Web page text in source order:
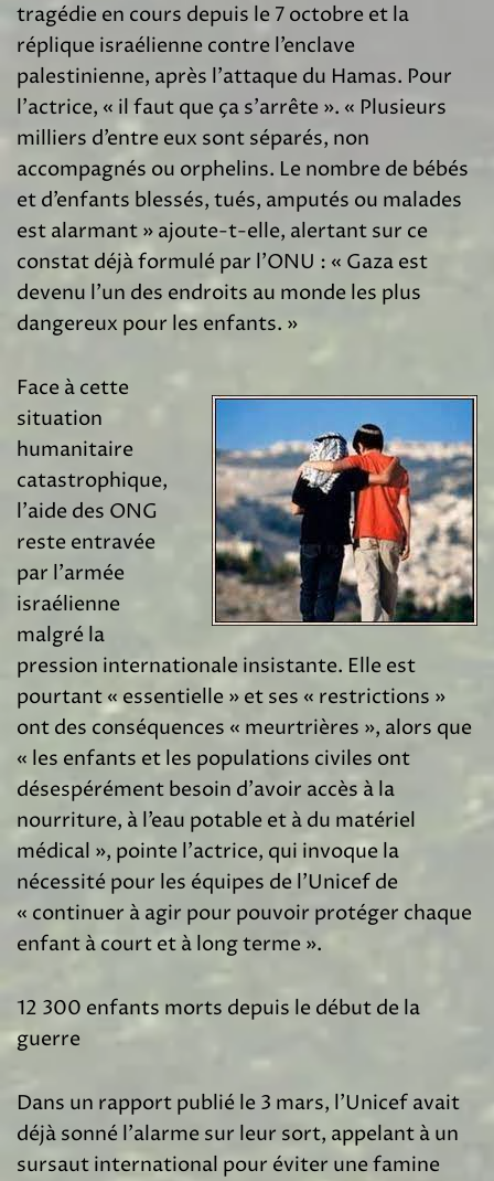
tragédie en cours depuis le 7 octobre et la
réplique israélienne contre l’enclave
palestinienne, après l’attaque du Hamas. Pour
l’actrice, « il faut que ça s’arrête ». « Plusieurs
milliers d’entre eux sont séparés, non
accompagnés ou orphelins. Le nombre de bébés
et d’enfants blessés, tués, amputés ou malades
est alarmant » ajoute-t-elle, alertant sur ce
constat déjà formulé par l’ONU : « Gaza est
devenu l’un des endroits au monde les plus
dangereux pour les enfants. »
Face à cette
situation
humanitaire
catastrophique,
l’aide des ONG
reste entravée
par l’armée
israélienne
malgré la
pression internationale insistante. Elle est
pourtant « essentielle » et ses « restrictions »
ont des conséquences « meurtrières », alors que
« les enfants et les populations civiles ont
désespérément besoin d’avoir accès à la
nourriture, à l’eau potable et à du matériel
médical », pointe l’actrice, qui invoque la
nécessité pour les équipes de l’Unicef de
« continuer à agir pour pouvoir protéger chaque
enfant à court et à long terme ».
12 300 enfants morts depuis le début de la
guerre
Dans un rapport publié le 3 mars, l’Unicef avait
déjà sonné l’alarme sur leur sort, appelant à un
sursaut international pour éviter une famine